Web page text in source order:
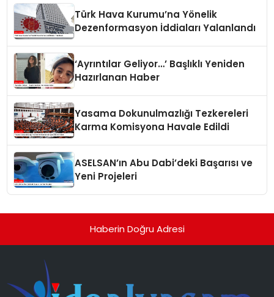
Türk Hava Kurumu’na Yönelik
Dezenformasyon İddiaları Yalanlandı
‘Ayrıntılar Geliyor…’ Başlıklı Yeniden
Hazırlanan Haber
Yasama Dokunulmazlığı Tezkereleri
Karma Komisyona Havale Edildi
ASELSAN’ın Abu Dabi’deki Başarısı ve
Yeni Projeleri
Haberin Doğru Adresi